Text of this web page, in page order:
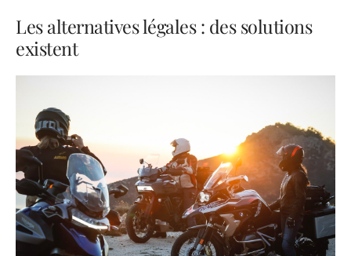
Les alternatives légales : des solutions
existent